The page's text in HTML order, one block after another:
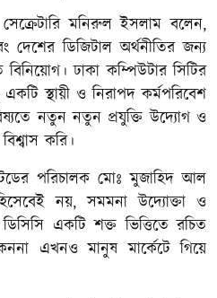
মনিরুল ইসলাম বলেন,
ডিজিটাল অর্থনীতির জন্য
ঢাকা কম্পিউটার সিটির
স্থায়ী ও নিরাপদ কর্মপরিবেশ
নতুন নতুন প্রযুক্তি উদ্যোগ ও
করি।
পরিচালক মোঃ মুজাহিদ আল
নয়, সমমনা উদ্যোক্তা ও
ডিসিসি একটি শক্ত ভিত্তিতে রচিত
এখনও মানুষ মার্কেটে গিয়ে